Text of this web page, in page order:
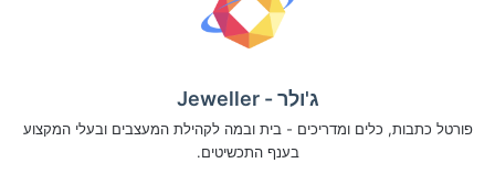
ג'ולר - Jeweller
פורטל כתבות, כלים ומדריכים - בית ובמה לקהילת המעצבים ובעלי המקצוע
בענף התכשיטים.